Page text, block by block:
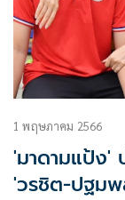
1 พฤษภาคม 2566
'มาดามแป้ง'
'วรชิต-ปฐมพ